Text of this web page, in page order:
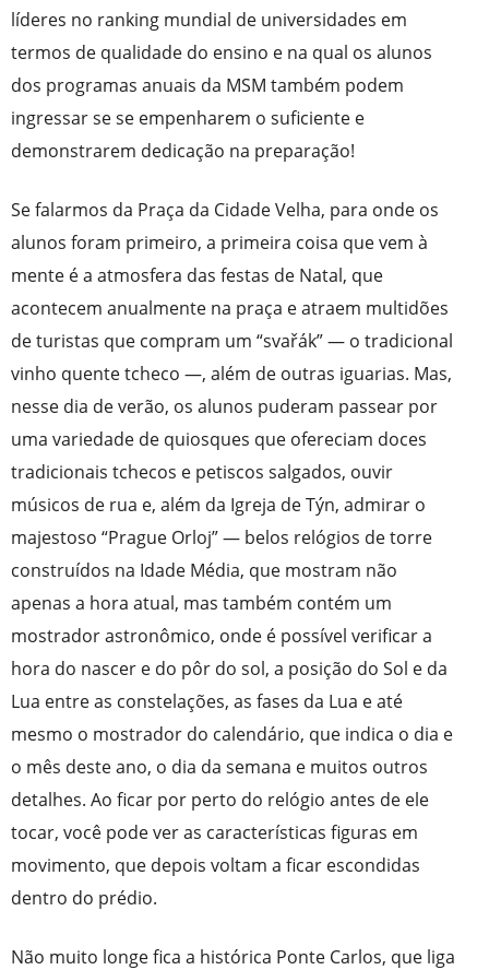
líderes no ranking mundial de universidades em
termos de qualidade do ensino e na qual os alunos
dos programas anuais da MSM também podem
ingressar se se empenharem o suficiente e
demonstrarem dedicação na preparação!
Se falarmos da Praça da Cidade Velha, para onde os
alunos foram primeiro, a primeira coisa que vem à
mente é a atmosfera das festas de Natal, que
acontecem anualmente na praça e atraem multidões
de turistas que compram um “svařák” — o tradicional
vinho quente tcheco —, além de outras iguarias. Mas,
nesse dia de verão, os alunos puderam passear por
uma variedade de quiosques que ofereciam doces
tradicionais tchecos e petiscos salgados, ouvir
músicos de rua e, além da Igreja de Týn, admirar o
majestoso “Prague Orloj” — belos relógios de torre
construídos na Idade Média, que mostram não
apenas a hora atual, mas também contém um
mostrador astronômico, onde é possível verificar a
hora do nascer e do pôr do sol, a posição do Sol e da
Lua entre as constelações, as fases da Lua e até
mesmo o mostrador do calendário, que indica o dia e
o mês deste ano, o dia da semana e muitos outros
detalhes. Ao ficar por perto do relógio antes de ele
tocar, você pode ver as características figuras em
movimento, que depois voltam a ficar escondidas
dentro do prédio.
Não muito longe fica a histórica Ponte Carlos, que liga